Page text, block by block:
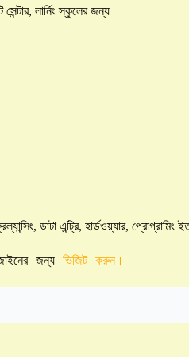
লার্নিং স্কুলের জন্য
ডাটা এন্ট্রি, হার্ডওয়্যার, প্রোগ্রামিং
জন্য ভিজিট করুন।